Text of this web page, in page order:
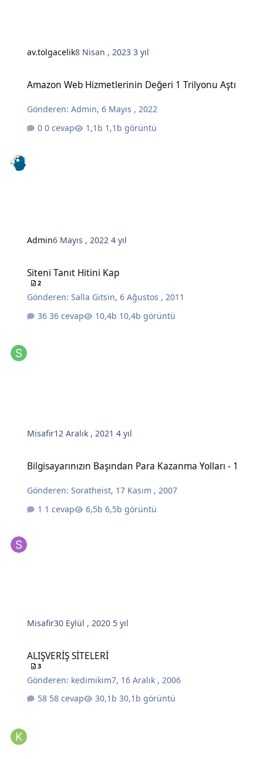
av.tolgacelik8 Nisan , 20233 yıl
Amazon Web Hizmetlerinin Değeri 1 Trilyonu Aştı
Gönderen:Admin,6 Mayıs , 2022
0 cevap
1,1b görüntü
Admin6 Mayıs , 20224 yıl
Siteni Tanıt Hitini Kap
2
Gönderen:Salla Gitsin,6 Ağustos , 2011
36 cevap
10,4b görüntü
Misafir12 Aralık , 20214 yıl
Bilgisayarınızın Başından Para Kazanma Yolları - 1
Gönderen:Soratheist, 17 Kasım , 2007
1 cevap
6,5b görüntü
Misafir30 Eylül , 2020 5 yıl
ALIŞVERİŞ SİTELERİ
3
Gönderen: kedimikim7, 16 Aralık , 2006
58 cevap
30,1b görüntü